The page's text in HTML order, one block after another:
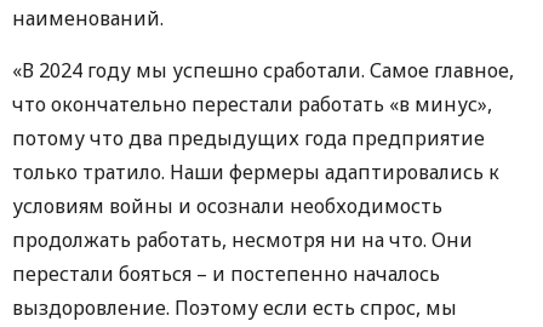
наименований.
«В 2024 году мы успешно сработали. Самое главное,
что окончательно перестали работать «в минус»,
потому что два предыдущих года предприятие
только тратило. Наши фермеры адаптировались к
условиям войны и осознали необходимость
продолжать работать, несмотря ни на что. Они
перестали бояться – и постепенно началось
выздоровление. Поэтому если есть спрос, мы